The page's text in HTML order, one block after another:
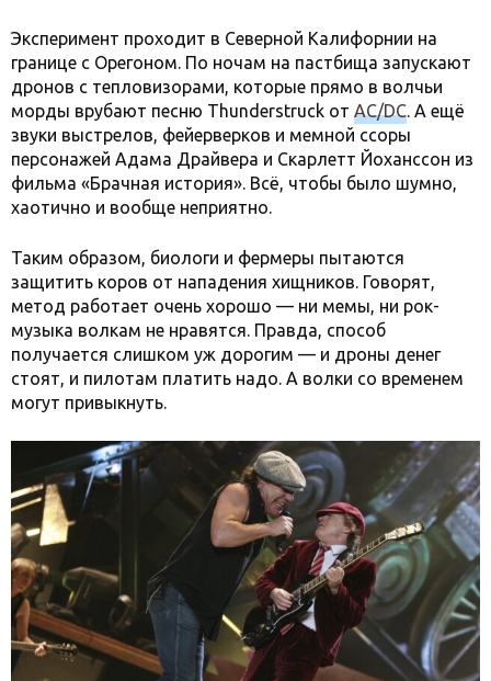
Эксперимент проходит в Северной Калифорнии на
границе с Орегоном. По ночам на пастбища запускают
дронов с тепловизорами, которые прямо в волчьи
морды врубают песню Thunderstruck от AC/DC. А ещё
звуки выстрелов, фейерверков и мемной ссоры
персонажей Адама Драйвера и Скарлетт Йоханссон из
фильма «Брачная история». Всё, чтобы было шумно,
хаотично и вообще неприятно.
Таким образом, биологи и фермеры пытаются
защитить коров от нападения хищников. Говорят,
метод работает очень хорошо — ни мемы, ни рок-
музыка волкам не нравятся. Правда, cпособ
получается слишком уж дорогим — и дроны денег
стоят, и пилотам платить надо. А волки со временем
могут привыкнуть.